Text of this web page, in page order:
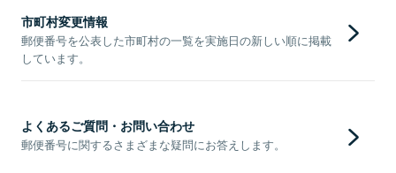
市町村変更情報
郵便番号を公表した市町村の一覧を実施日の新しい順に掲載
しています。
よくあるご質問・お問い合わせ
郵便番号に関するさまざまな疑問にお答えします。